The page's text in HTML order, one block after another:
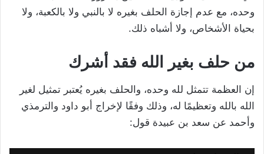
وحده، مع عدم إجازة الحلف بغيره لا بالنبي ولا بالكعبة، ولا
بحياة الأشخاص، ولا أشباه ذلك.
من حلف بغير الله فقد أشرك
إن العظمة تتمثل لله وحده، والحلف بغيره يُعتبر تمثيل لغير
الله بالله وتعظيمًا له، وذلك وفقًا لإخراج أبو داود والترمذي
وأحمد عن سعد بن عبيدة قول: